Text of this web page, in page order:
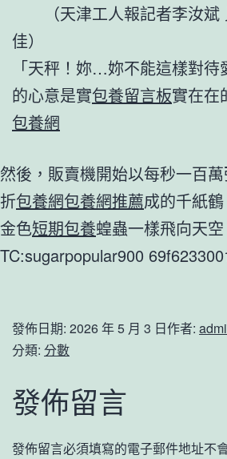
（天津工人報記者李汝
佳）
「天秤！妳…妳不能這樣對
的心意是實包養留言板實在在
包養網
然後，販賣機開始以每秒一百
折包養網包養網推薦成的千紙
金色短期包養蝗蟲一樣飛向天空
TC:sugarpopular900
發佈日期: 2026 年 5 月 3 日作者:
分類: 分數
發佈留言
發佈留言必須填寫的電子郵件地址不